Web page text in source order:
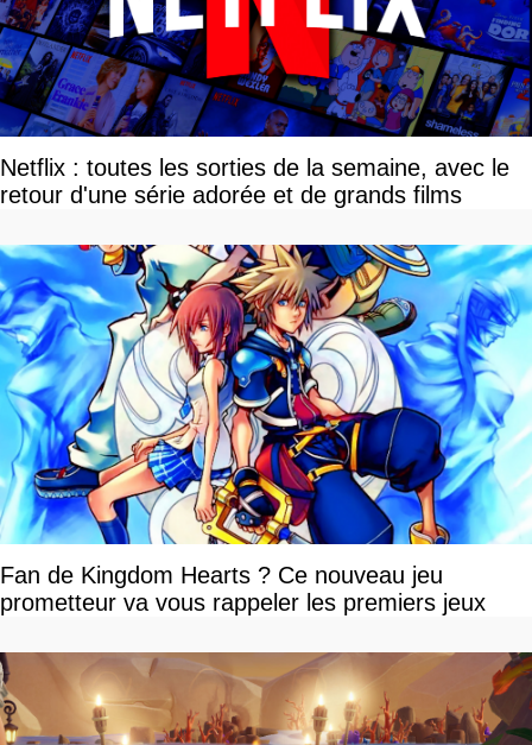
Netflix : toutes les sorties de la semaine, avec le
retour d'une série adorée et de grands films
Fan de Kingdom Hearts ? Ce nouveau jeu
prometteur va vous rappeler les premiers jeux